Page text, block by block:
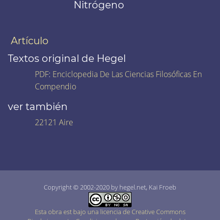
Nitrógeno
Artículo
Textos original de Hegel
PDF: Enciclopedia De Las Ciencias Filosóficas En
Compendio
ver también
22121 Aire
Copyright © 2002-2020 by hegel.net, Kai Froeb
Esta obra est bajo una licencia de Creative Commons